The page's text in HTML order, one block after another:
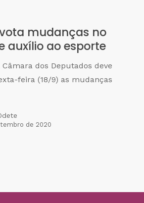
mudanças no
auxílio ao esporte
Câmara dos Deputados deve
feira (18/9) as mudanças
de 2020